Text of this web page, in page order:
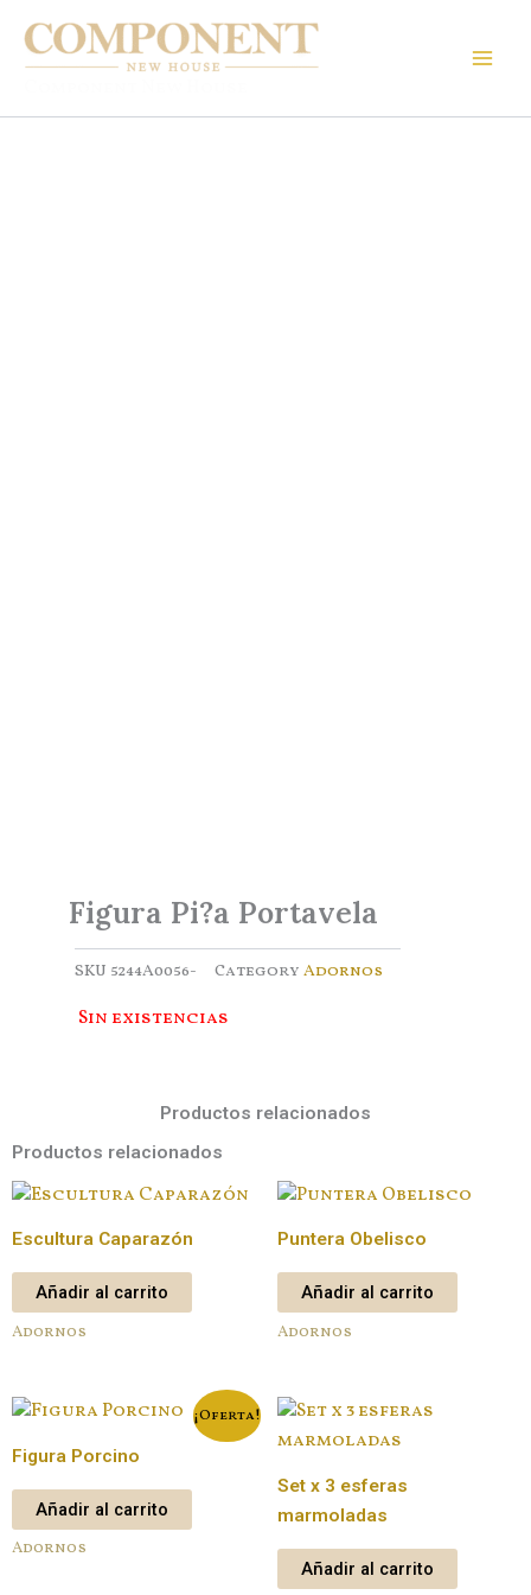
contenido
Figura Pi?a Portavela
SKU 5244A0056- Category Adornos
Sin existencias
Productos relacionados
Productos relacionados
Escultura Caparazón
Añadir al carrito
Adornos
Puntera Obelisco
Añadir al carrito
Adornos
¡Oferta!
Figura Porcino
Añadir al carrito
Adornos
Set x 3 esferas
marmoladas
Añadir al carrito